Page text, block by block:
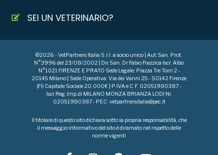
SEI UN VETERINARIO?
©2026 - VetPartners Italia S.r.l. a socio unico | Aut.San. Prot.
N°3996 del 23/08/2002 | Dir.San. Dr Fabio Frazzica Iscr. Albo
N°1021 FIRENZE E PRATO Sede Legale: Piazza Tre Torri 2 -
20145 Milano | Sede Operativa: Via dei Vanni 25 - 50142 Firenze
(FI) Capitale Sociale 20.000€ | P.IVA e C.F. 02051980387 -
Iscr.Reg.Imp.di MILANO MONZA BRIANZA LODI Nr.
02051980387 - PEC: vetpartnersitalia@pec.it
Il titolare di questo sito dichiara sotto la propria responsabilità, che
il messaggio informativo del sito è diramato nel rispetto delle
norme vigenti